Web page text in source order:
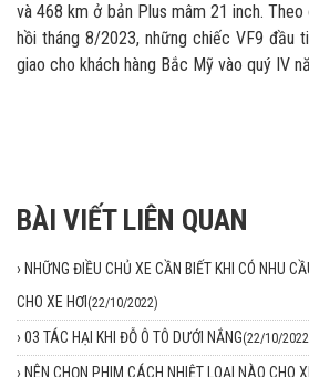
và 468 km ở bản Plus mâm 21 inch.
hồi tháng 8/2023, những chiếc VF9 đầu
giao cho khách hàng Bắc Mỹ vào quý IV
BÀI VIẾT LIÊN QUAN
› NHỮNG ĐIỀU CHỦ XE CẦN BIẾT KHI CÓ NHU
CHO XE HƠI (22/10/2022)
› 03 TÁC HẠI KHI ĐỖ Ô TÔ DƯỚI NẮNG(22/10/
› NÊN CHỌN PHIM CÁCH NHIỆT LOẠI NÀO CHO